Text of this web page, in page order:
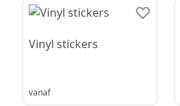
Vinyl stickers
vanaf